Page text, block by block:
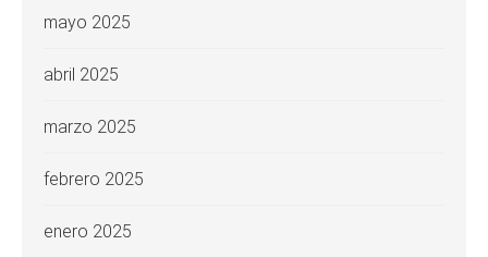
mayo 2025
abril 2025
marzo 2025
febrero 2025
enero 2025